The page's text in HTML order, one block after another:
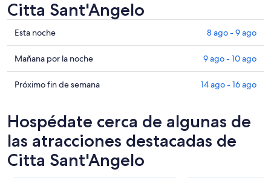
Citta Sant'Angelo
Ver
precios
de
propiedades
en
para
noche,
8
Esta noche 8 ago - 9 ago
Ver
precios
de
Citta
Sant'Angelo
para
mañana
Mañana por la noche 9 ago - 10 ago
Ver
propiedades
en
Citta
Sant'Angelo
Próximo fin de semana 14 ago - 16 ago
Hospédate cerca de algunas de
las atracciones destacadas de
Citta Sant'Angelo